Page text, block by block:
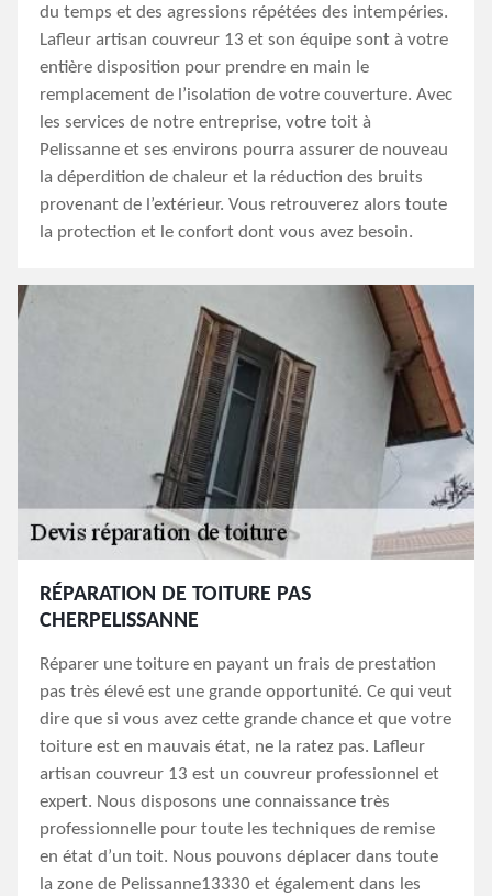
du temps et des agressions répétées des intempéries.
Lafleur artisan couvreur 13 et son équipe sont à votre
entière disposition pour prendre en main le
remplacement de l’isolation de votre couverture. Avec
les services de notre entreprise, votre toit à
Pelissanne et ses environs pourra assurer de nouveau
la déperdition de chaleur et la réduction des bruits
provenant de l’extérieur. Vous retrouverez alors toute
la protection et le confort dont vous avez besoin.
RÉPARATION DE TOITURE PAS
CHERPELISSANNE
Réparer une toiture en payant un frais de prestation
pas très élevé est une grande opportunité. Ce qui veut
dire que si vous avez cette grande chance et que votre
toiture est en mauvais état, ne la ratez pas. Lafleur
artisan couvreur 13 est un couvreur professionnel et
expert. Nous disposons une connaissance très
professionnelle pour toute les techniques de remise
en état d’un toit. Nous pouvons déplacer dans toute
la zone de Pelissanne13330 et également dans les